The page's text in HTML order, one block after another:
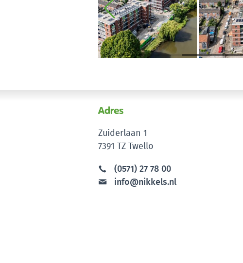
Adres
Zuiderlaan 1
7391 TZ Twello
(0571) 27 78 00
info@nikkels.nl